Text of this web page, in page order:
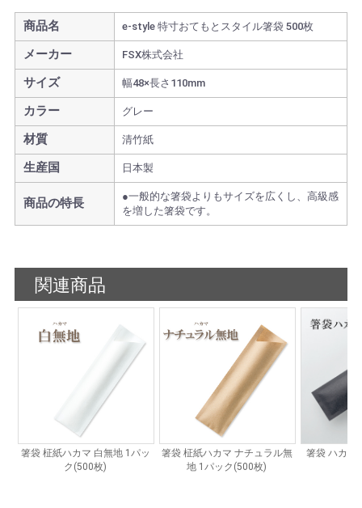
商品名 e-style 特寸おてもとスタイル箸袋 500枚
メーカー FSX株式会社
サイズ 幅48×長さ110mm
カラー グレー
材質 清竹紙
生産国 日本製
商品の特長
●一般的な箸袋よりもサイズを広くし、高級感
を増した箸袋です。